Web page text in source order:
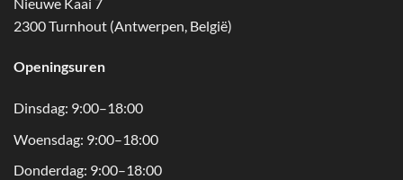
2300 Turnhout (Antwerpen, België)
Openingsuren
Dinsdag: 9:00–18:00
Woensdag: 9:00–18:00
Donderdag: 9:00–18:00